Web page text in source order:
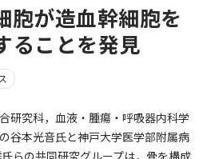
胞が造血幹細胞を
ることを発見
研究科，血液・腫瘍・呼吸器内科学
谷本光音氏と神戸大学医学部附属病
らの共同研究グループは，骨を構成